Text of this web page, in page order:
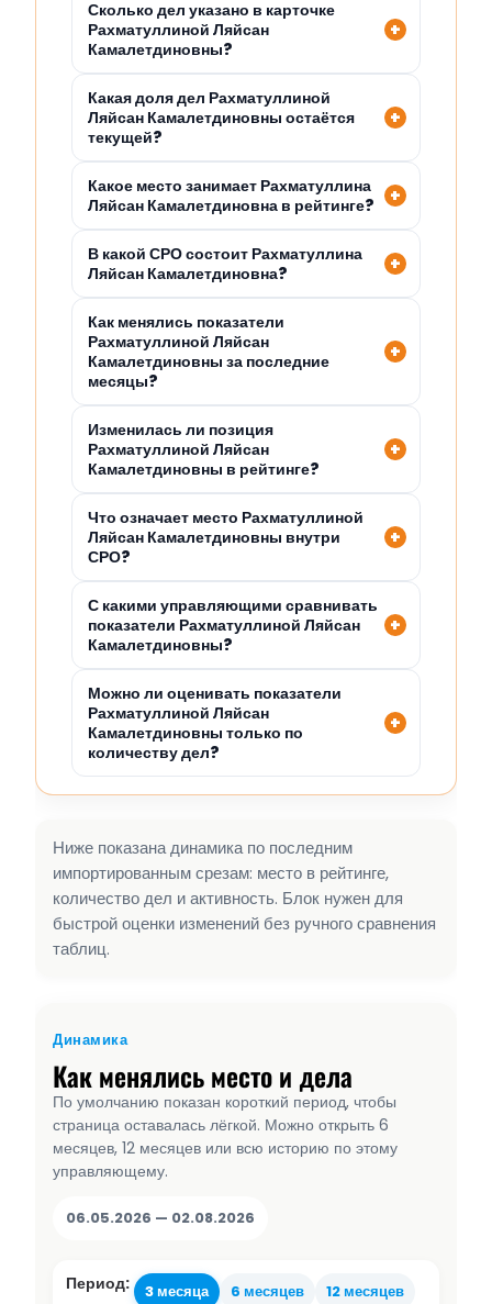
Сколько дел указано в карточке
Рахматуллиной Ляйсан
Камалетдиновны?
Какая доля дел Рахматуллиной
Ляйсан Камалетдиновны остаётся
текущей?
Какое место занимает Рахматуллина
Ляйсан Камалетдиновна в рейтинге?
В какой СРО состоит Рахматуллина
Ляйсан Камалетдиновна?
Как менялись показатели
Рахматуллиной Ляйсан
Камалетдиновны за последние
месяцы?
Изменилась ли позиция
Рахматуллиной Ляйсан
Камалетдиновны в рейтинге?
Что означает место Рахматуллиной
Ляйсан Камалетдиновны внутри
СРО?
С какими управляющими сравнивать
показатели Рахматуллиной Ляйсан
Камалетдиновны?
Можно ли оценивать показатели
Рахматуллиной Ляйсан
Камалетдиновны только по
количеству дел?
Ниже показана динамика по последним
импортированным срезам: место в рейтинге,
количество дел и активность. Блок нужен для
быстрой оценки изменений без ручного сравнения
таблиц.
Динамика
Как менялись место и дела
По умолчанию показан короткий период, чтобы
страница оставалась лёгкой. Можно открыть 6
месяцев, 12 месяцев или всю историю по этому
управляющему.
06.05.2026 — 02.08.2026
Период: 3 месяца 6 месяцев
12 месяцев